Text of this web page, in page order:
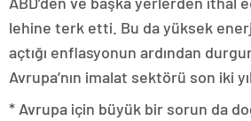
lehine terk etti. Bu da yüksek
açtığı enflasyonun ardından
Avrupa’nın imalat sektörü son iki
* Avrupa için büyük bir sorun da